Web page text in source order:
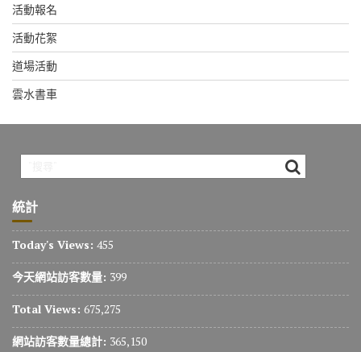
活動報名
活動花絮
道場活動
雲水書車
統計
Today's Views: 455
今天網站訪客數量: 399
Total Views: 675,275
網站訪客數量總計: 365,150